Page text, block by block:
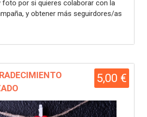
foto por si quieres colaborar con la
y obtener más seguirdores/as
5,00 €